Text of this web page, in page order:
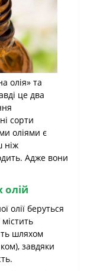
олія» та
це два
сорти
оліями є
ніж
Адже вони
олій
олії беруться
шляхом
завдяки